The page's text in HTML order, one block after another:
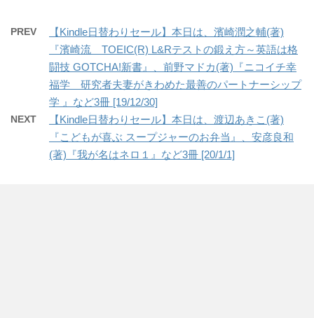
PREV
【Kindle日替わりセール】本日は、濱崎潤之輔(著)
『濱崎流 TOEIC(R) L&Rテストの鍛え方～英語は格
闘技 GOTCHA!新書』、前野マドカ(著)『ニコイチ幸
福学 研究者夫妻がきわめた最善のパートナーシップ
学 』など3冊 [19/12/30]
NEXT
【Kindle日替わりセール】本日は、渡辺あきこ(著)
『こどもが喜ぶ スープジャーのお弁当』、安彦良和
(著)『我が名はネロ１』など3冊 [20/1/1]